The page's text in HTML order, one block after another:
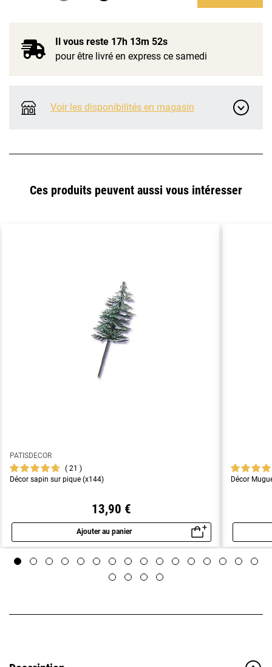
Il vous reste 17h 13m 52s
pour être livré en express ce samedi
Voir les disponibilités en magasin
Ces produits peuvent aussi vous intéresser
PATISDECOR
21
Décor sapin sur pique (x144)
13,90 €
Ajouter au panier
Aperçu rapide
Décor